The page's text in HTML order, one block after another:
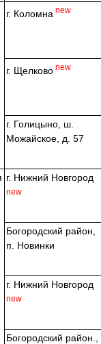
г. Коломна new
г. Щелково new
г. Голицыно, ш.
Можайское, д. 57
г. Нижний Новгород
new
Богородский район,
п. Новинки
г. Нижний Новгород
new
Богородский район.,